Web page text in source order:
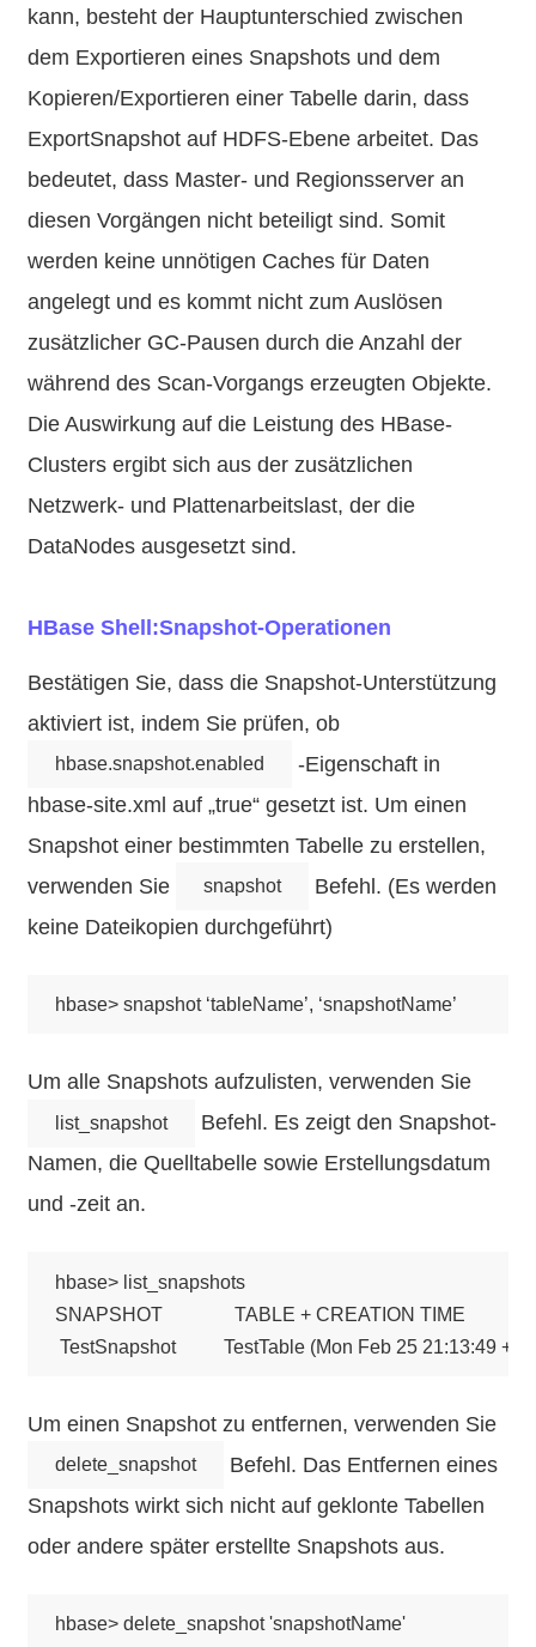
kann, besteht der Hauptunterschied zwischen
dem Exportieren eines Snapshots und dem
Kopieren/Exportieren einer Tabelle darin, dass
ExportSnapshot auf HDFS-Ebene arbeitet. Das
bedeutet, dass Master- und Regionsserver an
diesen Vorgängen nicht beteiligt sind. Somit
werden keine unnötigen Caches für Daten
angelegt und es kommt nicht zum Auslösen
zusätzlicher GC-Pausen durch die Anzahl der
während des Scan-Vorgangs erzeugten Objekte.
Die Auswirkung auf die Leistung des HBase-
Clusters ergibt sich aus der zusätzlichen
Netzwerk- und Plattenarbeitslast, der die
DataNodes ausgesetzt sind.
HBase Shell:Snapshot-Operationen
Bestätigen Sie, dass die Snapshot-Unterstützung
aktiviert ist, indem Sie prüfen, ob
hbase.snapshot.enabled
-Eigenschaft in
hbase-site.xml auf „true“ gesetzt ist. Um einen
Snapshot einer bestimmten Tabelle zu erstellen,
verwenden Sie
snapshot
Befehl. (Es werden
keine Dateikopien durchgeführt)
Um alle Snapshots aufzulisten, verwenden Sie
list_snapshot
Befehl. Es zeigt den Snapshot-
Namen, die Quelltabelle sowie Erstellungsdatum
und -zeit an.
hbase> list_snapshots
SNAPSHOT               TABLE + CREATION TIME
Um einen Snapshot zu entfernen, verwenden Sie
delete_snapshot
Befehl. Das Entfernen eines
Snapshots wirkt sich nicht auf geklonte Tabellen
oder andere später erstellte Snapshots aus.
hbase> delete_snapshot 'snapshotName'